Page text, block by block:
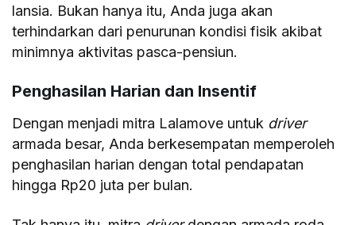
lansia. Bukan hanya itu, Anda juga akan
terhindarkan dari penurunan kondisi fisik akibat
minimnya aktivitas pasca-pensiun.
Penghasilan Harian dan Insentif
Dengan menjadi mitra Lalamove untuk driver
armada besar, Anda berkesempatan memperoleh
penghasilan harian dengan total pendapatan
hingga Rp20 juta per bulan.